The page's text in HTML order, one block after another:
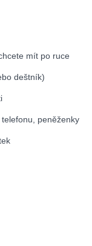
mít po ruce
deštník)
peněženky